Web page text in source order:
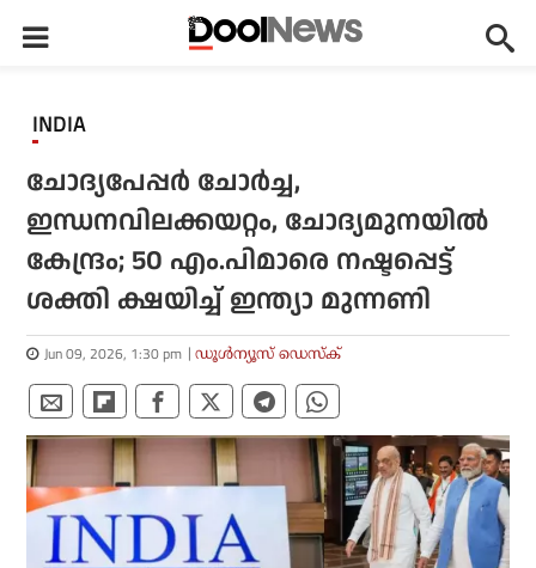
INDIA
ചോദ്യപേപ്പര്‍ ചോര്‍ച്ച,
ഇന്ധനവിലക്കയറ്റം, ചോദ്യമുനയില്‍
കേന്ദ്രം; 50 എം.പിമാരെ നഷ്ടപ്പെട്ട്
ശക്തി ക്ഷയിച്ച് ഇന്ത്യാ മുന്നണി
Jun 09, 2026, 1:30 pm ഡൂള്‍ന്യൂസ് ഡെസ്‌ക്